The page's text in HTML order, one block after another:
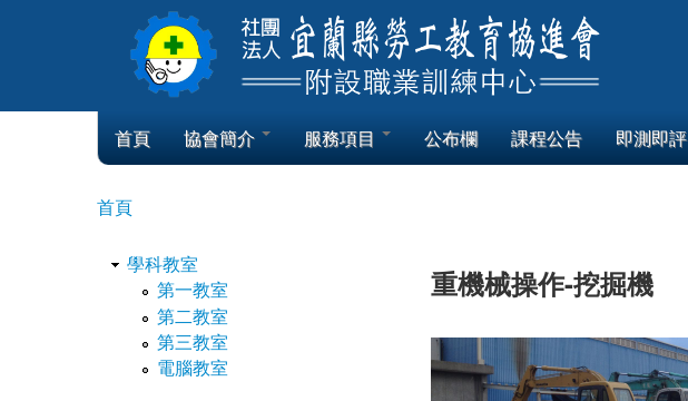
首頁 協會簡介 服務項目 公布欄 課程公告 即測即評
您在這裡
首頁
學科教室
第一教室
第二教室
第三教室
電腦教室
重機械操作-挖掘機